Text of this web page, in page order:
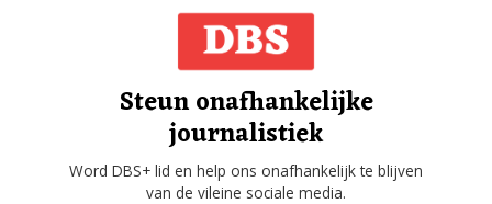
Steun onafhankelijke
journalistiek
Word DBS+ lid en help ons onafhankelijk te blijven
van de vileine sociale media.